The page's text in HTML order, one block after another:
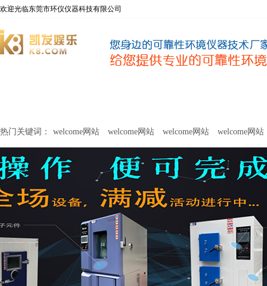
欢迎光临东莞市环仪仪器科技有限公司
关于环仪 联系环仪
热门关键词： welcome网站 welcome网站 welcome网站 welcome网站
网站 welcome网站